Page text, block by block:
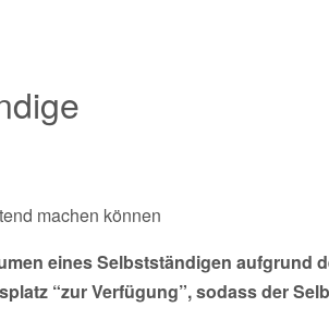
machen können
eines Selbstständigen aufgrund
“zur Verfügung”, sodass der